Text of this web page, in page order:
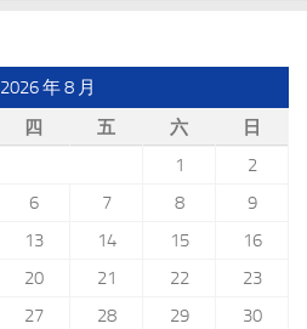
2026 年 8 月
四 五 六
日
1
2
6 7 8
9
13 14 15
16
20 21 22
23
27 28 29
30